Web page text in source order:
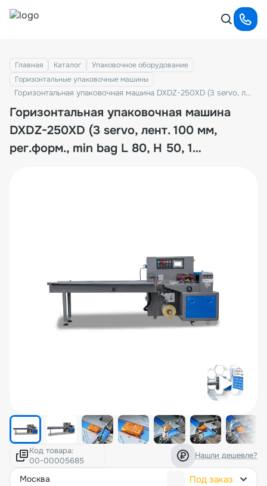
Главная Каталог
Упаковочное оборудование
Горизонтальные упаковочные машины
Горизонтальная упаковочная машина DXDZ-250XD (3 servo, лент. 100 мм, рег.форм., min bag L 80, H 50, 1 позиц.нож)
Горизонтальная упаковочная машина
DXDZ-250XD (3 servo, лент. 100 мм,
рег.форм., min bag L 80, H 50, 1
Код товара: Нашли дешевле?
москва Под заказ